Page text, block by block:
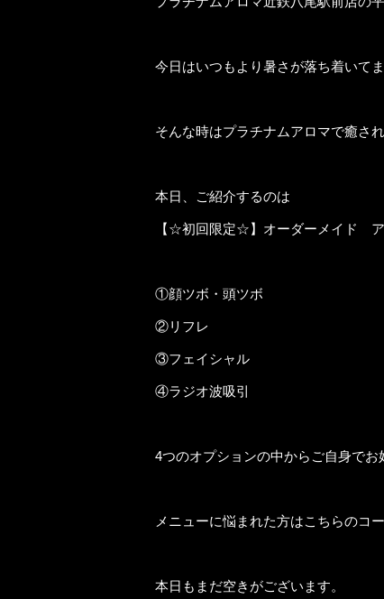
今日はいつもより暑さが落ち着いて
そんな時はプラチナムアロマで癒さ
本日、ご紹介するのは
【☆初回限定☆】オーダーメイド ア
①顔ツボ・頭ツボ
②リフレ
③フェイシャル
④ラジオ波吸引
4つのオプションの中からご自身で
メニューに悩まれた方はこちらのコ
本日もまだ空きがございます。